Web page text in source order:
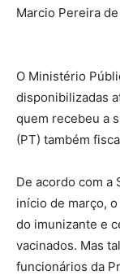
Marcio Pereira
O Ministério
disponibilizadas
quem recebeu a
(PT) também
De acordo com a
início de março,
do imunizante e
vacinados. Mas
funcionários da